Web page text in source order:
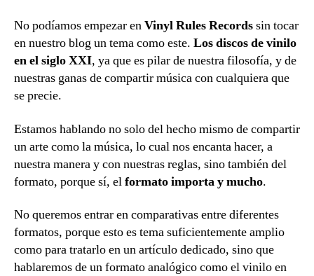
No podíamos empezar enVinyl Rules Recordssin tocar
en nuestro blog un tema como este. Los discos de vinilo
en el siglo XXI, ya que es pilar de nuestra filosofía, y de
nuestras ganas de compartir música con cualquiera que
se precie.
Estamos hablando no solo del hecho mismo de compartir
un arte como la música, lo cual nos encanta hacer, a
nuestra manera y con nuestras reglas, sino también del
formato, porque sí, elformato importa y mucho.
No queremos entrar en comparativas entre diferentes
formatos, porque esto es tema suficientemente amplio
como para tratarlo en un artículo dedicado, sino que
hablaremos de un formato analógico como el vinilo en